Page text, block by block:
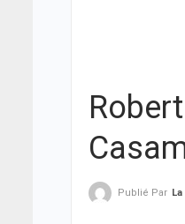
Publié Par La